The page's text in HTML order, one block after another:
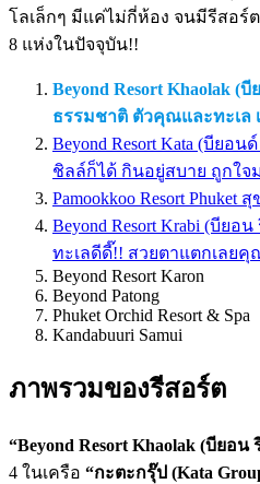
โลเล็กๆ มีแค่ไม่กี่ห้อง จนมีรีสอร์
8 แห่งในปัจจุบัน!!
Beyond Resort Khaolak (
ธรรมชาติ ตัวคุณและทะเล
Beyond Resort Kata (บียอ
ชิลล์ก็ได้ กินอยู่สบาย ถูกใจ
Pamookkoo Resort
Beyond Resort Krabi (บีย
ทะเลดีดี๊!! สวยตาแตกเลยคุ
Beyond Resort Karon
Beyond Patong
Phuket Orchid Resort & Spa
Kandabuuri Samui
ภาพรวมของรีสอร์ต
“Beyond Resort Khaolak (บียอน
4 ในเครือ “กะตะกรุ๊ป (Kata